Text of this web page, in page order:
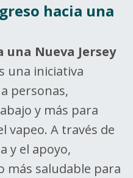
hacia una
una Nueva Jersey
una iniciativa
personas,
y más para
vapeo. A través de
y el apoyo,
saludable para